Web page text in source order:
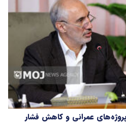
عمرانی و کاهش فشار